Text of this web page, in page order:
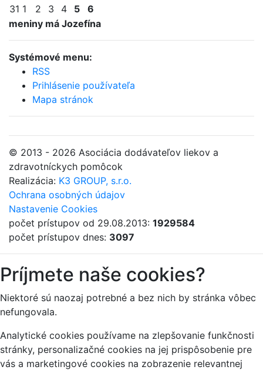
31 1 2 3 4 5
6
meniny má Jozefína
Systémové menu:
RSS
Prihlásenie používateľa
Mapa stránok
© 2013 - 2026 Asociácia dodávateľov liekov a
zdravotníckych pomôcok
Realizácia: K3 GROUP, s.r.o.
Ochrana osobných údajov
Nastavenie Cookies
počet prístupov od 29.08.2013: 1929584
počet prístupov dnes: 3097
Príjmete naše cookies?
Niektoré sú naozaj potrebné a bez nich by stránka vôbec
nefungovala.
Analytické cookies používame na zlepšovanie funkčnosti
stránky, personalizačné cookies na jej prispôsobenie pre
vás a marketingové cookies na zobrazenie relevantnej